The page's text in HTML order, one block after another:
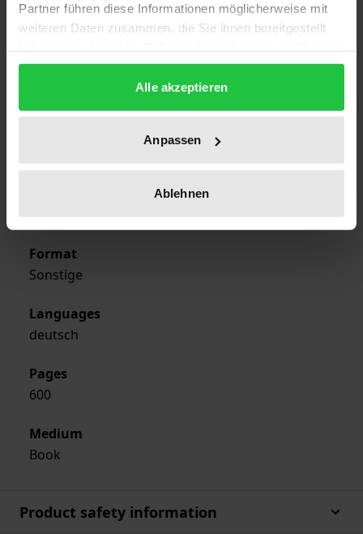
Partner führen diese Informationen möglicherweise mit
weiteren Daten zusammen, die Sie ihnen bereitgestellt
gesammelt haben.
Alle akzeptieren
Anpassen
Ablehnen
Subtitle
Länderstudien und Queranalysen
Year of Publication
Nomos
Format
Sonstige
Languages
deutsch
Pages
600
Medium
Book
Product safety information